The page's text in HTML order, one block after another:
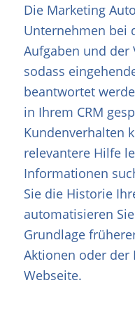
Die Marketing
Unternehmen bei
Aufgaben und der
sodass
beantwortet
in Ihrem CRM
Kundenverhalten
relevantere Hilfe
Informationen
Sie die Historie
automatisieren
Grundlage
Aktionen oder
Webseite.